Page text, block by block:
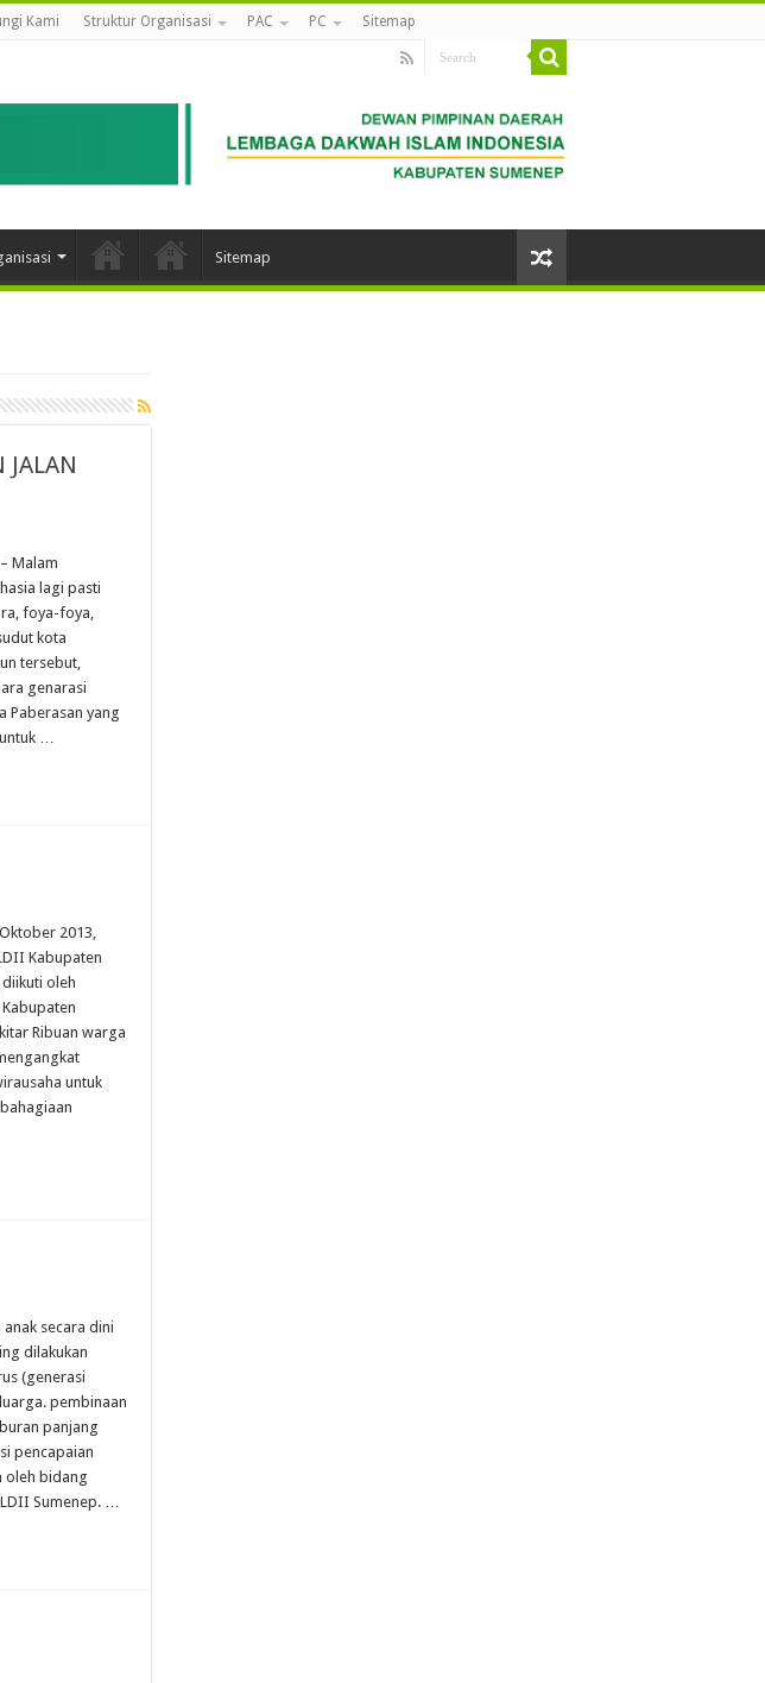
Kami Struktur Organisasi PAC PC Sitemap
Sitemap
JALAN
Malam
lagi pasti
foya-foya,
kota
tersebut,
genarasi
Paberasan yang
…
2013,
Kabupaten
oleh
Ribuan warga
untuk
anak secara dini
dilakukan
(generasi
pembinaan
panjang
pencapaian
oleh bidang
Sumenep. …